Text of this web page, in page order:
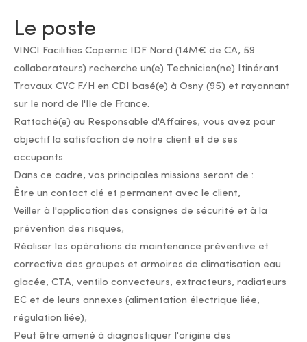
Le poste
VINCI Facilities Copernic IDF Nord (14M€ de CA, 59
collaborateurs) recherche un(e) Technicien(ne) Itinérant
Travaux CVC F/H en CDI basé(e) à Osny (95) et rayonnant
sur le nord de l'Ile de France.
Rattaché(e) au Responsable d'Affaires, vous avez pour
objectif la satisfaction de notre client et de ses
occupants.
Dans ce cadre, vos principales missions seront de :
Être un contact clé et permanent avec le client,
Veiller à l'application des consignes de sécurité et à la
prévention des risques,
Réaliser les opérations de maintenance préventive et
corrective des groupes et armoires de climatisation eau
glacée, CTA, ventilo convecteurs, extracteurs, radiateurs
EC et de leurs annexes (alimentation électrique liée,
régulation liée),
Peut être amené à diagnostiquer l'origine des